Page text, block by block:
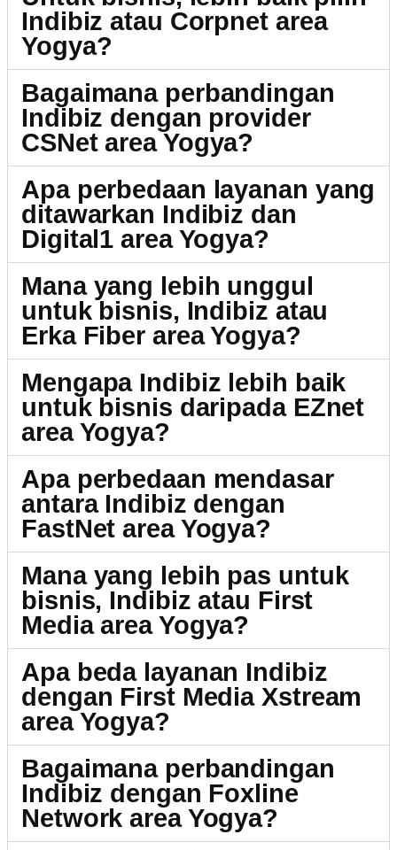
Indibiz atau Corpnet area
Yogya?
Bagaimana perbandingan
Indibiz dengan provider
CSNet area Yogya?
Apa perbedaan layanan yang
ditawarkan Indibiz dan
Digital1 area Yogya?
Mana yang lebih unggul
untuk bisnis, Indibiz atau
Erka Fiber area Yogya?
Mengapa Indibiz lebih baik
untuk bisnis daripada EZnet
area Yogya?
Apa perbedaan mendasar
antara Indibiz dengan
FastNet area Yogya?
Mana yang lebih pas untuk
bisnis, Indibiz atau First
Media area Yogya?
Apa beda layanan Indibiz
dengan First Media Xstream
area Yogya?
Bagaimana perbandingan
Indibiz dengan Foxline
Network area Yogya?